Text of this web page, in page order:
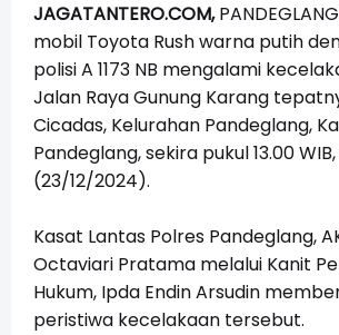
JAGATANTERO.COM,
mobil Toyota Rush warna putih
polisi A 1173 NB mengalami
Jalan Raya Gunung Karang
Cicadas, Kelurahan Pandeglang,
Pandeglang, sekira pukul 13.00
(23/12/2024).
Kasat Lantas Polres Pandeglang,
Octaviari Pratama melalui Kanit
Hukum, Ipda Endin Arsudin
peristiwa kecelakaan tersebut.